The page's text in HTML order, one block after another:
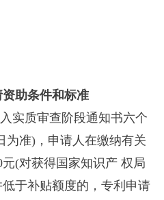
资助条件和标准
实质审查阶段通知书六个
为准)，申请人在缴纳有关
(对获得国家知识产 权局
于补贴额度的，专利申请